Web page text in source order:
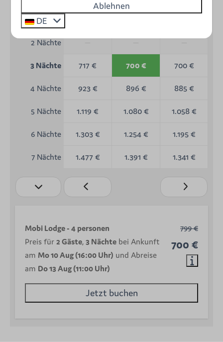
1 Nacht
2 Nächte
3 Nächte 717 € 700 € 700 €
4 Nächte 923 € 896 € 885 €
5 Nächte 1.119 € 1.080 € 1.058 €
6 Nächte 1.303 € 1.254 € 1.195 €
7 Nächte 1.477 € 1.391 € 1.341 €
799 €
700 €
Mobi Lodge - 4 personen
Preis für 2 Gäste, 3 Nächte bei Ankunft
am Mo 10 Aug (16:00 Uhr) und Abreise
am Do 13 Aug (11:00 Uhr)
Jetzt buchen
Ablehnen
DE